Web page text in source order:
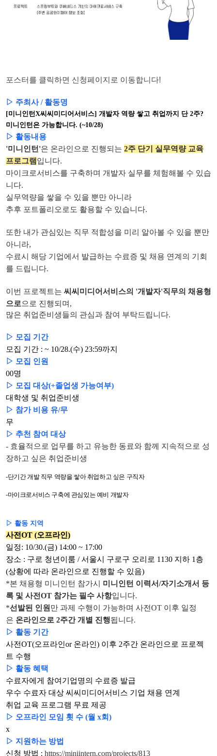
포스터를 클릭하면 신청페이지로 이동합니다!
▷ 주최사 / 활동명
[미니인턴X씨씨미디어서비스] 개발자 역량 쌓고 취업까지 단 2주?
미니인턴은 가능합니다. (~10/28)
▷ 활동내용
'미니인턴'은 온라인으로 진행되는 2주 단기 실무역량 교육
프로그램 입니다.
마이크로서비스를 구축하며 개발자 실무를 체험해볼 수 있습
니다.
실무역량을 쌓을 수 있을 뿐만 아니라
추후 포트폴리오로도 활용할 수 있습니다.
또한 내가 관심있는 직무 적합성을 미리 알아볼 수 있을 뿐만
아니라,
수료시 해당 기업에서 발급하는 수료증 및 채용 연계의 기회
를 드립니다.
이번 프로젝트는 씨씨미디어서비스의 '개발자'직무의 채용형
으로으로 진행되며,
많은 취업준비생들의 관심과 참여 부탁드립니다.
▷ 모집 기간
모집 기간 : ~ 10/28.(수) 23:59까지
▷ 모집 인원
00명
▷ 모집 대상(+졸업생 가능여부)
대학생 및 취업준비생
▷ 참가 비용 유/무
무
▷ 추천 참여 대상
- 효율적으로 업무를 하고 유능한 동료와 함께 지속적으로 성
장하고 싶은 취업준비생
-단기간 개발 직무 역량을 쌓아 취업하고 싶은 구직자
-마이크로서비스 구축에 관심있는 예비 개발자
▷ 활동 지역
사전OT (오프라인)
일정: 10/30.(금) 14:00 ~ 17:00
장소 : 구로 청년이룸 / 서울시 구로구 오리로 1130 지하 1층
(상황에 따라 온라인으로 진행할 수 있음)
*본 채용형 미니인턴 참가시 미니인턴 이력서/자기소개서 등
록 및 사전OT 참가는 필수 사항입니다.
*선발된 인원 만 과제 수행이 가능하며 사전OT 이후 일정
은 온라인으로 2주간 개별 진행됩니다.
▷ 활동 기간
사전OT(오프라인or 온라인) 이후 2주간 온라인으로 프로젝
트 수행
▷ 활동 혜택
수료자에게 참여기업명의 수료증 발급
우수 수료자 대상 씨씨미디어서비스 기업 채용 연계
취업 교육 프로그램 무료 제공
▷ 오프라인 모임 횟 수 (월 x회)
x
▷ 지원하는 방법
신청 방법 : https://miniintern.com/projects/813